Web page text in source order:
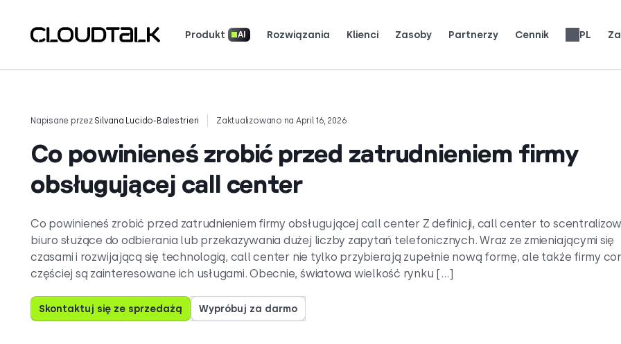
Produkt AI Rozwiązania Klienci Zasoby Partnerzy Cennik PL
Napisane przez Silvana Lucido-Balestrieri Zaktualizowano na April 16, 2026
Co powinieneś zrobić przed zatrudnieniem firmy
obsługującej call center
Co powinieneś zrobić przed zatrudnieniem firmy obsługującej call center Z definicji, call center to
biuro służące do odbierania lub przekazywania dużej liczby zapytań telefonicznych. Wraz ze zmieniającymi się
czasami i rozwijającą się technologią, call center nie tylko przybierają zupełnie nową formę, ale także firmy
częściej są zainteresowane ich usługami. Obecnie, światowa wielkość rynku […]
Skontaktuj się ze sprzedażą Wypróbuj za darmo